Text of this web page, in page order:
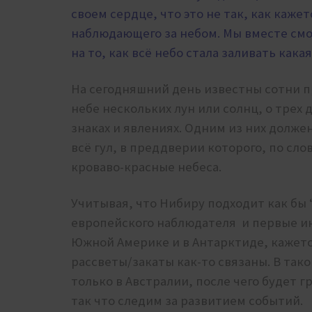
своем сердце, что это не так, как
наблюдающего за небом. Мы вместе
на то, как всё небо стала заливать
На сегодняшний день известны сотни
небе нескольких лун или солнц, о
знаках и явлениях. Одним из них
всё гул, в преддверии которого, по
кроваво-красные небеса.
Учитывая, что Нибиру подходит как
европейского наблюдателя и первые
Южной Америке и в Антарктиде,
рассветы/закаты как-то связаны. В
только в Австралии, после чего
так что следим за развитием событий.